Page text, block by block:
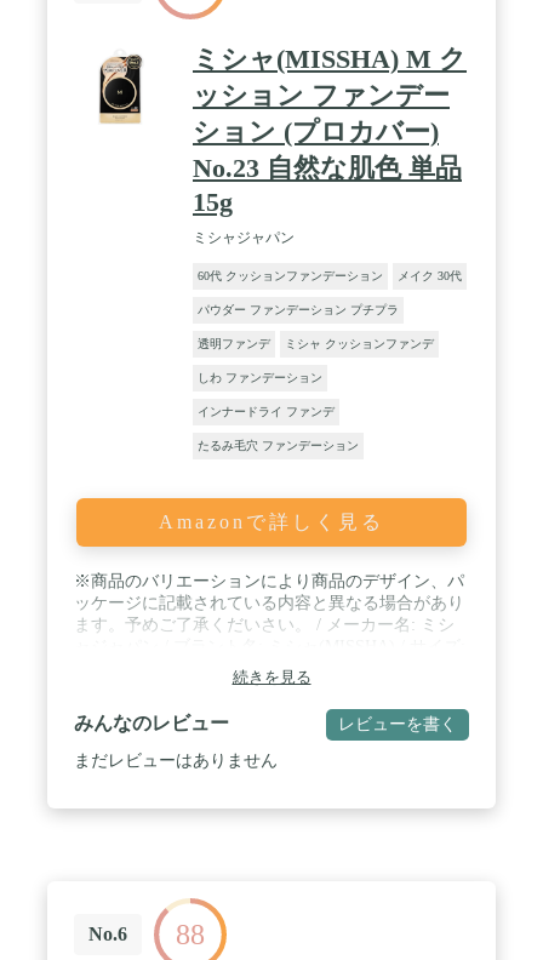
ミシャ(MISSHA) M ク
ッション ファンデー
ション (プロカバー)
No.23 自然な肌色 単品
15g
ミシャジャパン
60代 クッションファンデーション メイク 30代
パウダー ファンデーション プチプラ
透明ファンデ ミシャ クッションファンデ
しわ ファンデーション
インナードライ ファンデ
たるみ毛穴 ファンデーション
Amazonで詳しく見る
※商品のバリエーションにより商品のデザイン、パ
ッケージに記載されている内容と異なる場合があり
ます。予めご了承くだいさい。 / メーカー名: ミシ
続きを見る
みんなのレビュー レビューを書く
まだレビューはありません
No.6 88